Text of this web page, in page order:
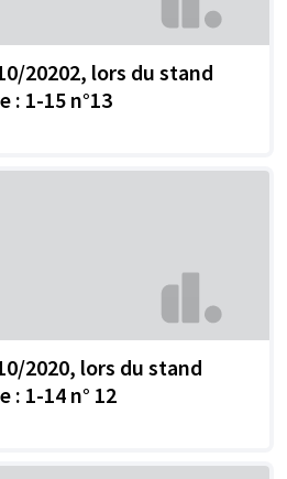
20202, lors du stand
: 1-15 n°13
2020, lors du stand
: 1-14 n° 12